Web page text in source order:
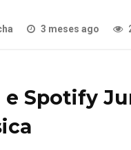
3 meses ago
Spotify